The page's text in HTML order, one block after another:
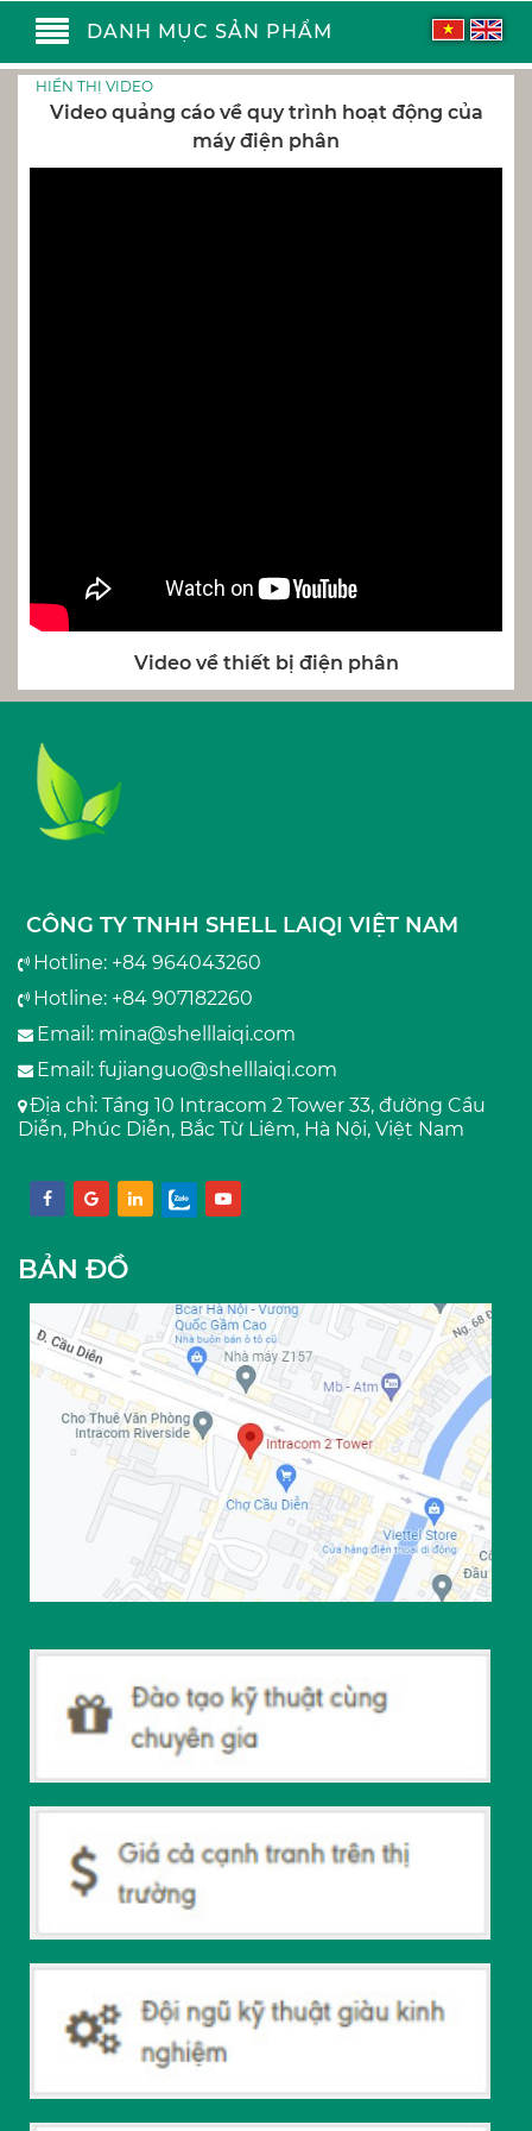
DANH MỤC SẢN PHẨM
HIỂN THỊ VIDEO
Video quảng cáo về quy trình hoạt động của
máy điện phân
Video về thiết bị điện phân
CÔNG TY TNHH SHELL LAIQI VIỆT NAM
Hotline: +84 964043260
Hotline: +84 907182260
Email: mina@shelllaiqi.com
Email: fujianguo@shelllaiqi.com
Địa chỉ: Tầng 10 Intracom 2 Tower 33, đường Cầu
Diễn, Phúc Diễn, Bắc Từ Liêm, Hà Nội, Việt Nam
BẢN ĐỒ